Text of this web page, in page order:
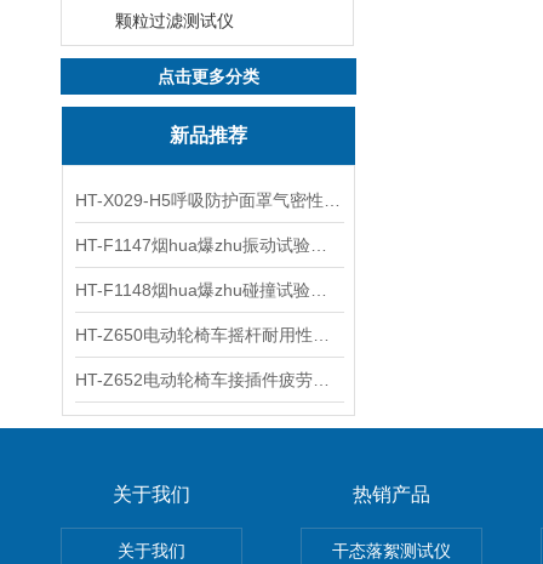
颗粒过滤测试仪
点击更多分类
新品推荐
关于我们
关于我们
热销产品
干态落絮测试仪